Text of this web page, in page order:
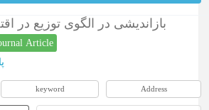
بازاندیشی در الگوی توزیع در
Article
keyword Address